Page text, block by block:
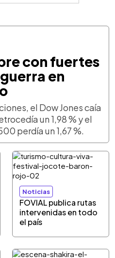
con fuertes
en
el Dow Jones caía
un 1,98 % y el
perdía un 1,67 %.
Noticias
FOVIAL publica rutas
intervenidas en todo
el país